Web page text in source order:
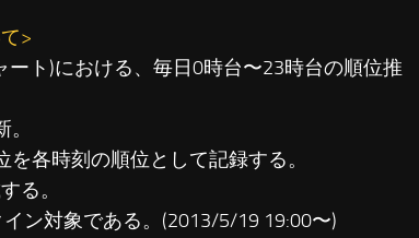
>
ート)における、毎日0時台〜23時台の順位推
各時刻の順位として記録する。
る。
イン対象である。(2013/5/19 19:00〜)